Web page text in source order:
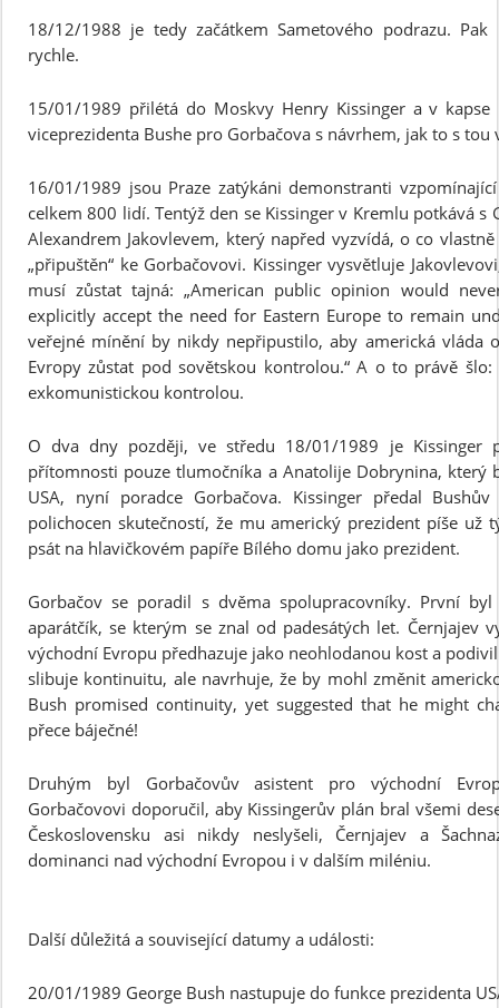
18/12/1988 je tedy začátkem Sametového podrazu.
rychle.
15/01/1989 přilétá do Moskvy Henry Kissinger a v kapse
viceprezidenta Bushe pro Gorbačova s návrhem, jak to s
16/01/1989 jsou Praze zatýkáni demonstranti vzpomínající
celkem 800 lidí. Tentýž den se Kissinger v Kremlu potkává
Alexandrem Jakovlevem, který napřed vyzvídá, o co
„připuštěn“ ke Gorbačovovi. Kissinger vysvětluje
musí zůstat tajná: „American public opinion would
explicitly accept the need for Eastern Europe to remain
veřejné mínění by nikdy nepřipustilo, aby americká vláda
Evropy zůstat pod sovětskou kontrolou.“ A o to právě
exkomunistickou kontrolou.
O dva dny později, ve středu 18/01/1989 je Kissinger
přítomnosti pouze tlumočníka a Anatolije Dobrynina, který
USA, nyní poradce Gorbačova. Kissinger předal
polichocen skutečností, že mu americký prezident píše už
psát na hlavičkovém papíře Bílého domu jako prezident.
Gorbačov se poradil s dvěma spolupracovníky. První
aparátčík, se kterým se znal od padesátých let. Černjajev
východní Evropu předhazuje jako neohlodanou kost a
slibuje kontinuitu, ale navrhuje, že by mohl změnit
Bush promised continuity, yet suggested that he might
přece báječné!
Druhým byl Gorbačovův asistent pro východní
Gorbačovovi doporučil, aby Kissingerův plán bral všemi
Československu asi nikdy neslyšeli, Černjajev a
dominanci nad východní Evropou i v dalším miléniu.
Další důležitá a související datumy a události:
20/01/1989 George Bush nastupuje do funkce prezidenta